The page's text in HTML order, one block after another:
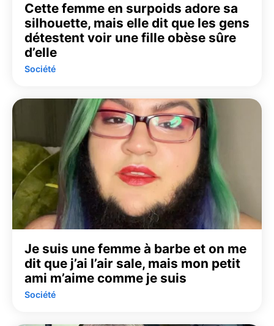
Cette femme en surpoids adore sa
silhouette, mais elle dit que les gens
détestent voir une fille obèse sûre
d’elle
Société
Je suis une femme à barbe et on me
dit que j’ai l’air sale, mais mon petit
ami m’aime comme je suis
Société